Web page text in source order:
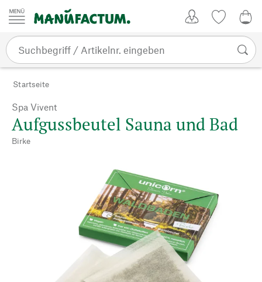
Zum Inhalt springen
Startseite
Spa Vivent
Aufgussbeutel Sauna und Bad
Birke